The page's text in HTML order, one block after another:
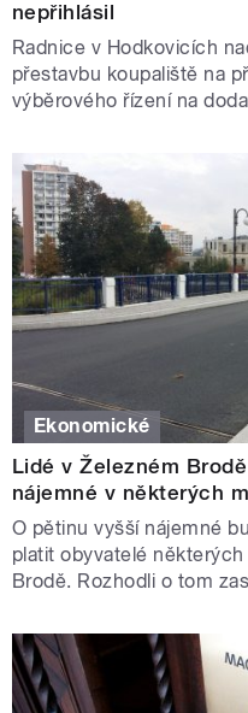
nepřihlásil
Radnice v Hodkovicích
přestavbu koupaliště na
výběrového řízení na
Ekonomické
Lidé v Železném
nájemné v některých
O pětinu vyšší nájemné
platit obyvatelé
Brodě. Rozhodli o tom